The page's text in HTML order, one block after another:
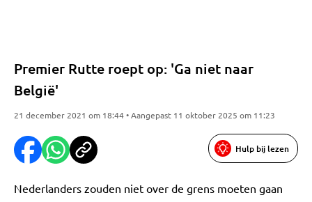
Premier Rutte roept op: 'Ga niet naar
België'
21 december 2021 om 18:44 • Aangepast 11 oktober 2025 om 11:23
Hulp bij lezen
Nederlanders zouden niet over de grens moeten gaan